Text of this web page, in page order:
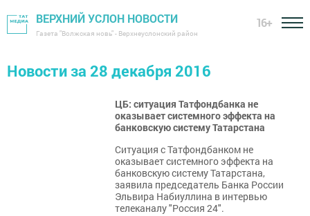
ВЕРХНИЙ УСЛОН НОВОСТИ
Газета "Волжская новь" - Верхнеуслонский район
16+
Новости за 28 декабря 2016
ЦБ: ситуация Татфондбанка не
оказывает системного эффекта на
банковскую систему Татарстана
Ситуация с Татфондбанком не
оказывает системного эффекта на
банковскую систему Татарстана,
заявила председатель Банка России
Эльвира Набиуллина в интервью
телеканалу "Россия 24".